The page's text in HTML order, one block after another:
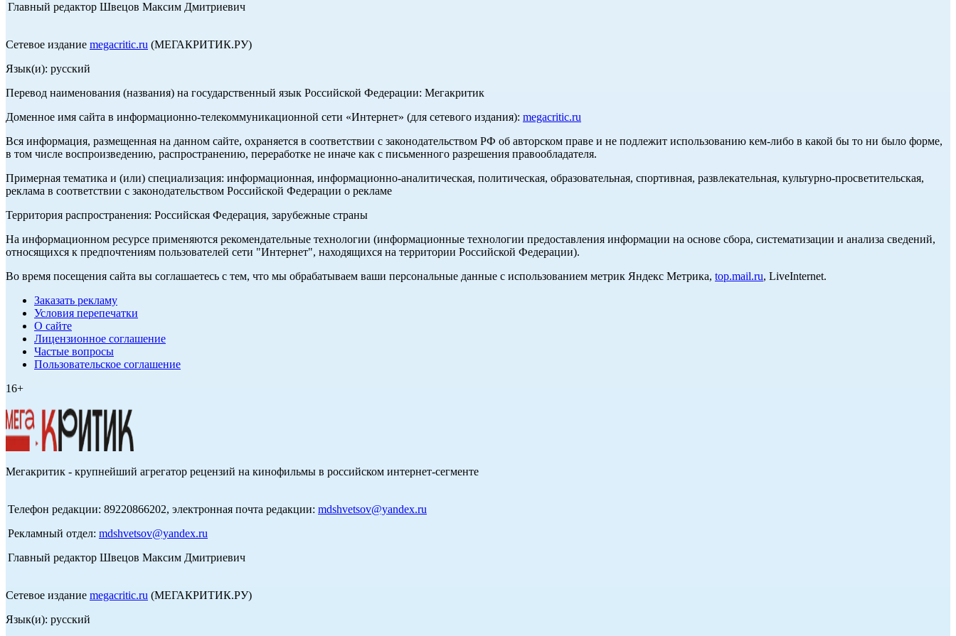
Главный редактор Швецов Максим Дмитриевич
Сетевое издание megacritic.ru (МЕГАКРИТИК.РУ)
Язык(и): русский
Перевод наименования (названия) на государственный язык Российской Федерации: Мегакритик
Доменное имя сайта в информационно-телекоммуникационной сети «Интернет» (для сетевого издания): megacritic.ru
Вся информация, размещенная на данном сайте, охраняется в соответствии с законодательством РФ об авторском праве и не подлежит использованию кем-либо в какой бы то ни было форме,
в том числе воспроизведению, распространению, переработке не иначе как с письменного разрешения правообладателя.
Примерная тематика и (или) специализация: информационная, информационно-аналитическая, политическая, образовательная, спортивная, развлекательная, культурно-просветительская,
реклама в соответствии с законодательством Российской Федерации о рекламе
Территория распространения: Российская Федерация, зарубежные страны
На информационном ресурсе применяются рекомендательные технологии (информационные технологии предоставления информации на основе сбора, систематизации и анализа сведений,
относящихся к предпочтениям пользователей сети "Интернет", находящихся на территории Российской Федерации).
Во время посещения сайта вы соглашаетесь с тем, что мы обрабатываем ваши персональные данные с использованием метрик Яндекс Метрика, top.mail.ru, LiveInternet.
Заказать рекламу
Условия перепечатки
О сайте
Лицензионное соглашение
Частые вопросы
Пользовательское соглашение
16+
Мегакритик - крупнейший агрегатор рецензий на кинофильмы в российском интернет-сегменте
Телефон редакции: 89220866202, электронная почта редакции: mdshvetsov@yandex.ru
Рекламный отдел: mdshvetsov@yandex.ru
Главный редактор Швецов Максим Дмитриевич
Сетевое издание megacritic.ru (МЕГАКРИТИК.РУ)
Язык(и): русский